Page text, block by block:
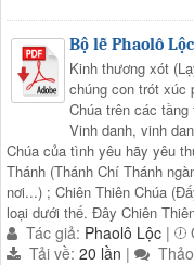
Bộ lễ Phaolô Lộc
Kinh thương xót
chúng con trót xúc
Chúa trên các
Vinh danh, vinh
Chúa của tình yêu hãy yêu
Thánh (Thánh Chí Thánh
nơi...) ; Chiên Thiên Chúa
loại dưới thế. Đây Chiên
Tác giả: Phaolô Lộc |
Tải về: 20 lần |